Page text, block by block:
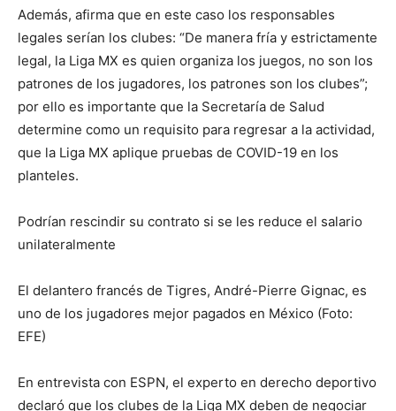
Además, afirma que en este caso los responsables
legales serían los clubes: “De manera fría y estrictamente
legal, la Liga MX es quien organiza los juegos, no son los
patrones de los jugadores, los patrones son los clubes”;
por ello es importante que la Secretaría de Salud
determine como un requisito para regresar a la actividad,
que la Liga MX aplique pruebas de COVID-19 en los
planteles.
Podrían rescindir su contrato si se les reduce el salario
unilateralmente
El delantero francés de Tigres, André-Pierre Gignac, es
uno de los jugadores mejor pagados en México (Foto:
EFE)
En entrevista con ESPN, el experto en derecho deportivo
declaró que los clubes de la Liga MX deben de negociar